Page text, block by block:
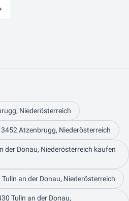
Niederösterreich
Atzenbrugg, Niederösterreich
der Donau, Niederösterreich kaufen
an der Donau, Niederösterreich
Tulln an der Donau,